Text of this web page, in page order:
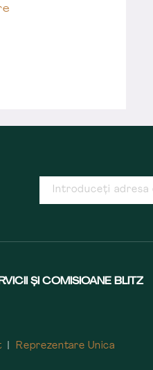
ȘI COMISIOANE BLITZ
Reprezentare Unica